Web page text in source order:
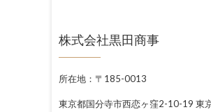
株式会社黒田商事
所在地：〒185-0013
東京都国分寺市西恋ヶ窪2-10-19 東